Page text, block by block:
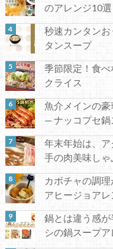
のアレンジ10選
秒速カンタン
タンスープ
季節限定！食
クライス
魚介メインの
— ナッコプセ鍋
年末年始は、
手の肉美味しゃ
カボチャの調
アヒージョアレ
鍋とは違う感
シの鍋スープ